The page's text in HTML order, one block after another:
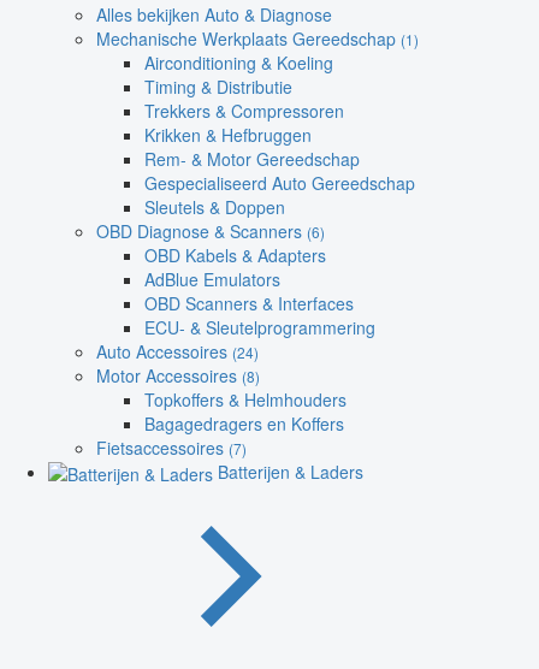
Alles bekijken Auto & Diagnose
Mechanische Werkplaats Gereedschap (1)
Airconditioning & Koeling
Timing & Distributie
Trekkers & Compressoren
Krikken & Hefbruggen
Rem- & Motor Gereedschap
Gespecialiseerd Auto Gereedschap
Sleutels & Doppen
OBD Diagnose & Scanners (6)
OBD Kabels & Adapters
AdBlue Emulators
OBD Scanners & Interfaces
ECU- & Sleutelprogrammering
Auto Accessoires (24)
Motor Accessoires (8)
Topkoffers & Helmhouders
Bagagedragers en Koffers
Fietsaccessoires (7)
Batterijen & Laders